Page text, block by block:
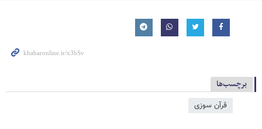
برچسب‌ها
قرآن سوزی